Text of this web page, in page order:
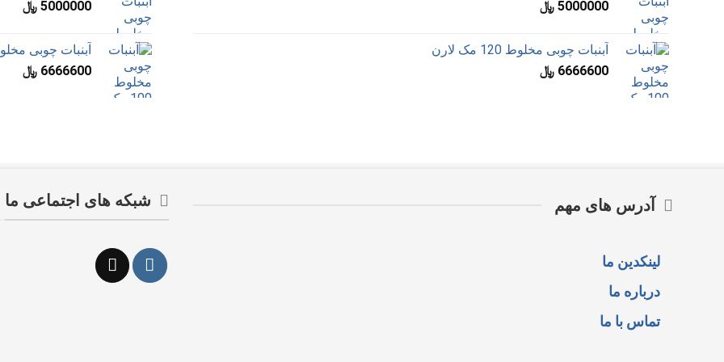
5000000 ﷼
آبنبات چوبی مخلوط 120 مک لارن
6666600 ﷼
5000000 ﷼
آبنبات چوبی مخلوط 120 مک
6666600 ﷼
آدرس های مهم
لینکدین ما
درباره ما
تماس با ما
شبکه های اجتماعی ما